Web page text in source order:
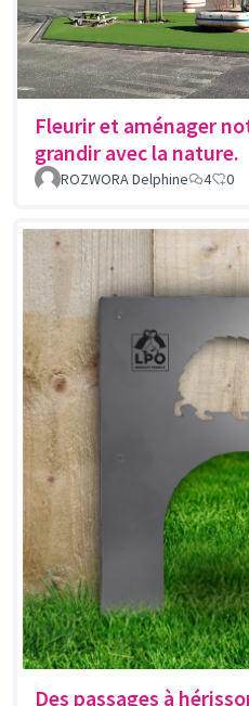
Fleurir et aménager
grandir avec la nature.
ROZWORA Delphine 4 0
Des passages à